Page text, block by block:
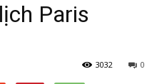
Paris
0
3032